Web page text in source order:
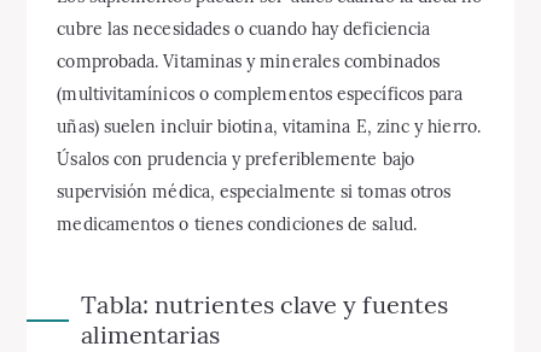
cubre las necesidades o cuando hay deficiencia
comprobada. Vitaminas y minerales combinados
(multivitamínicos o complementos específicos para
uñas) suelen incluir biotina, vitamina E, zinc y hierro.
Úsalos con prudencia y preferiblemente bajo
supervisión médica, especialmente si tomas otros
medicamentos o tienes condiciones de salud.
Tabla: nutrientes clave y fuentes
alimentarias